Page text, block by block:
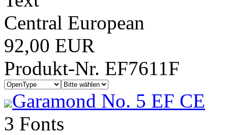
Central European
92,00 EUR
Produkt-Nr. EF7611F
Garamond No. 5 EF CE
3 Fonts